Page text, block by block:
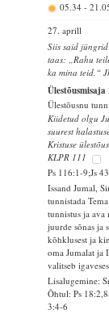
05.34 -
27. aprill
Siis said jüngrid
taas: „Rahu
ka mina teid.“
Ülestõusnu
Kiidetud olgu
suurest
Kristuse
KLPR 111
Ps 116:1-9;Js
Issand Jumal,
tunnistada
tunnistus ja ava
juurde sõnas ja
kõhklusest ja
oma Jumalat ja
valitseb
Lisalugemine:
Õhtul: Ps
3:4-6